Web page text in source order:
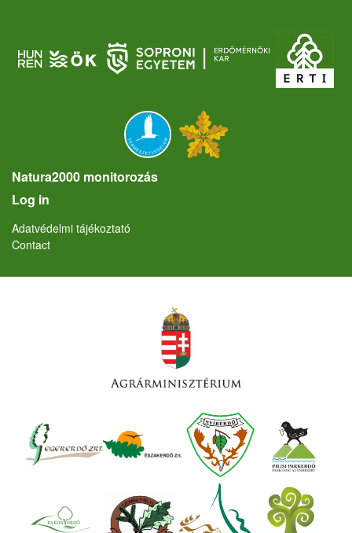
Natura2000 monitorozás
User account menu
Log in
Lábléc
Adatvédelmi tájékoztató
Contact